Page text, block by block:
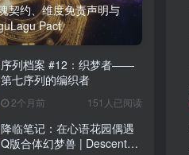
契约、维度免责声明与
Pact
序列档案 #12：织梦者——
第七序列的编织者
2个月前 151人已阅读
降临笔记：在心语花园偶遇
Q版合体幻梦兽 | Descent